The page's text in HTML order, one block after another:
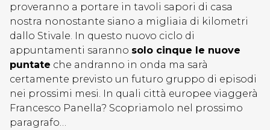
proveranno a portare in tavoli sapori di casa
nostra nonostante siano a migliaia di kilometri
dallo Stivale. In questo nuovo ciclo di
appuntamenti saranno solo cinque le nuove
puntate che andranno in onda ma sarà
certamente previsto un futuro gruppo di episodi
nei prossimi mesi. In quali città europee viaggerà
Francesco Panella? Scopriamolo nel prossimo
paragrafo…